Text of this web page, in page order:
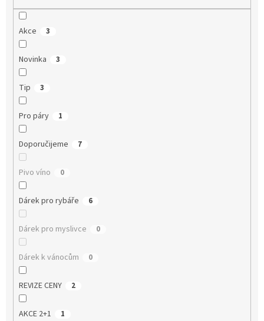
Akce 3
Novinka 3
Tip 3
Pro páry 1
Doporučijeme 7
Pivo víno 0
Dárek pro rybáře 6
Dárek pro myslivce 0
Dárek k vánocům 0
REVIZE CENY 2
AKCE 2+1 1